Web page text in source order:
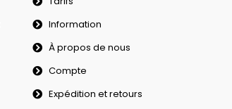
Information
À propos de nous
Compte
Expédition et retours